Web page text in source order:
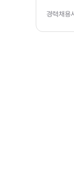
경력채용